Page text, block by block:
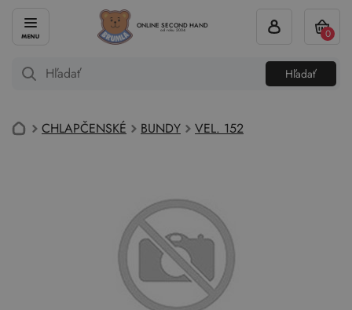
ONLINE SECOND HAND
od roku 2004
Hľadať
0
CHLAPČENSKÉ BUNDY VEL. 152